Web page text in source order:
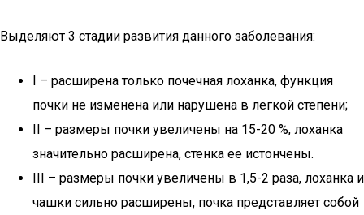
Выделяют 3 стадии развития данного заболевания:
I – расширена только почечная лоханка, функция
почки не изменена или нарушена в легкой степени;
II – размеры почки увеличены на 15-20 %, лоханка
значительно расширена, стенка ее истончены.
III – размеры почки увеличены в 1,5-2 раза, лоханка и
чашки сильно расширены, почка представляет собой